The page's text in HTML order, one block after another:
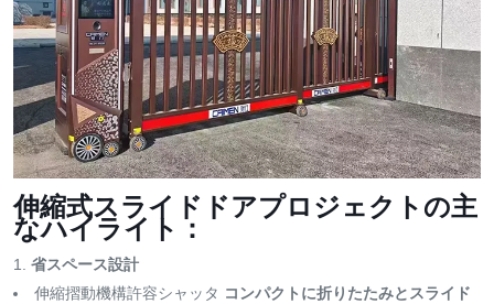
伸縮式スライドドアプロジェクトの主
なハイライト：
省スペース設計
伸縮摺動機構許容シャッタ コンパクトに折りたたみとスライド